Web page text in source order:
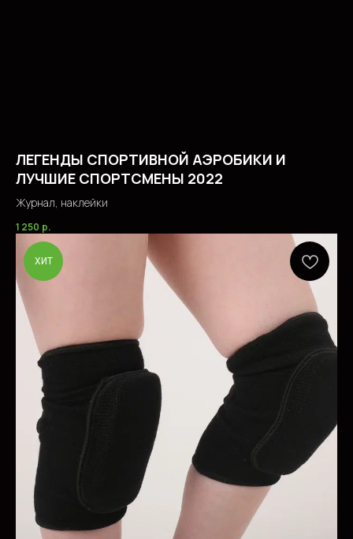
ЛЕГЕНДЫ СПОРТИВНОЙ АЭРОБИКИ И
ЛУЧШИЕ СПОРТСМЕНЫ 2022
Журнал, наклейки
1 250 р.
ХИТ